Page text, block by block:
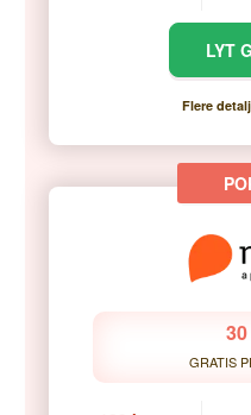
LYT
Flere
GRATIS